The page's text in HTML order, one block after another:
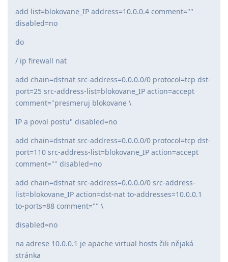
add list=blokovane_IP address=10.0.0.4 comment=""
disabled=no
do
/ ip firewall nat
add chain=dstnat src-address=0.0.0.0/0 protocol=tcp dst-
port=25 src-address-list=blokovane_IP action=accept
comment="presmeruj blokovane \
IP a povol postu" disabled=no
add chain=dstnat src-address=0.0.0.0/0 protocol=tcp dst-
port=110 src-address-list=blokovane_IP action=accept
comment="" disabled=no
add chain=dstnat src-address=0.0.0.0/0 src-address-
list=blokovane_IP action=dst-nat to-addresses=10.0.0.1
to-ports=88 comment="" \
disabled=no
na adrese 10.0.0.1 je apache virtual hosts čili nějaká
stránka